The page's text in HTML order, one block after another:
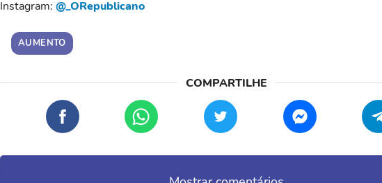
Instagram: @_ORepublicano
AUMENTO